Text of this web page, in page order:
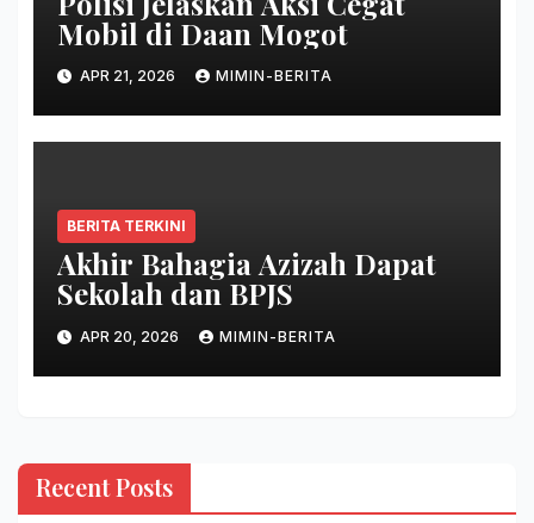
Mobil di Daan Mogot
APR 21, 2026 MIMIN-BERITA
BERITA TERKINI
Akhir Bahagia Azizah Dapat
Sekolah dan BPJS
APR 20, 2026 MIMIN-BERITA
Recent Posts